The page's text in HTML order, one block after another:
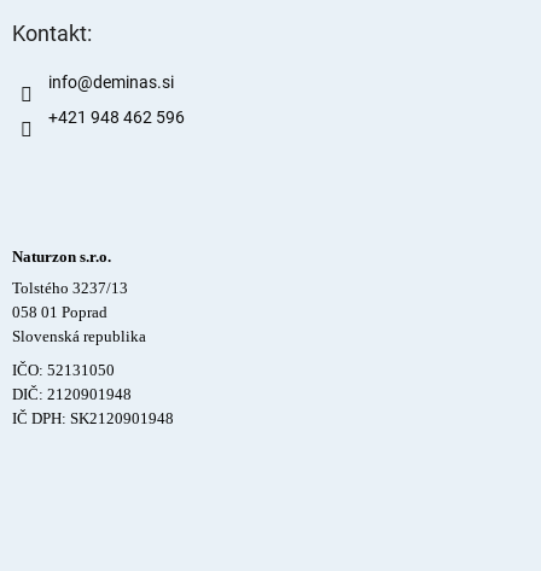
Kontakt:
info@deminas.si
+421 948 462 596
Naturzon s.r.o.
Tolstého 3237/13
058 01 Poprad
Slovenská republika
IČO: 52131050
DIČ: 2120901948
IČ DPH: SK2120901948